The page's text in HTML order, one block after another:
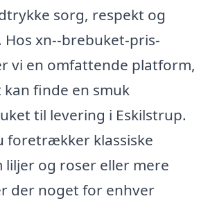
sorg, respekt og
xn--brebuket-pris-
vi en omfattende platform,
finde en smuk
til levering i Eskilstrup.
foretrækker klassiske
liljer og roser eller mere
der noget for enhver